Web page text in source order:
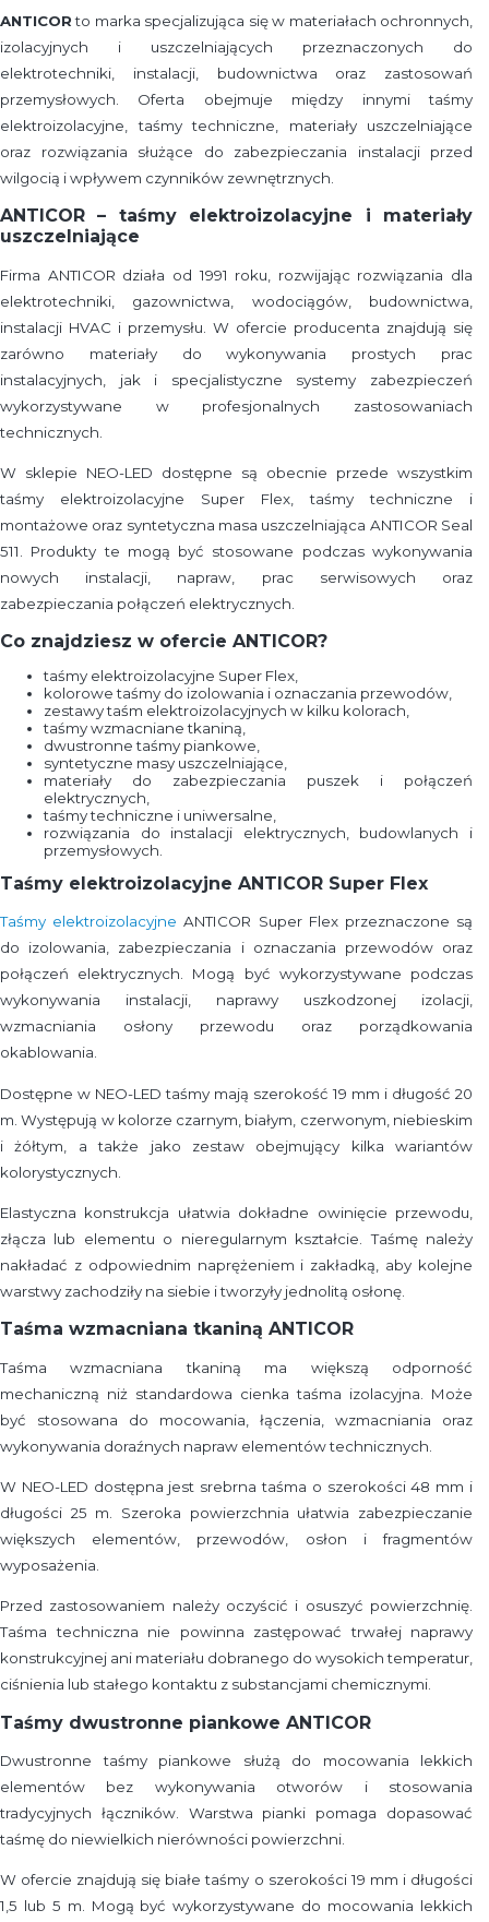
ANTICORto marka specjalizująca się w materiałach ochronnych,
izolacyjnych i uszczelniających przeznaczonych do
elektrotechniki, instalacji, budownictwa oraz zastosowań
przemysłowych. Oferta obejmuje między innymi taśmy
elektroizolacyjne, taśmy techniczne, materiały uszczelniające
oraz rozwiązania służące do zabezpieczania instalacji przed
wilgocią i wpływem czynników zewnętrznych.
ANTICOR – taśmy elektroizolacyjne i materiały
uszczelniające
Firma ANTICOR działa od 1991 roku, rozwijając rozwiązania dla
elektrotechniki, gazownictwa, wodociągów, budownictwa,
instalacji HVAC i przemysłu. W ofercie producenta znajdują się
zarówno materiały do wykonywania prostych prac
instalacyjnych, jak i specjalistyczne systemy zabezpieczeń
wykorzystywane w profesjonalnych zastosowaniach
technicznych.
W sklepie NEO-LED dostępne są obecnie przede wszystkim
taśmy elektroizolacyjne Super Flex, taśmy techniczne i
montażowe oraz syntetyczna masa uszczelniająca ANTICOR Seal
511. Produkty te mogą być stosowane podczas wykonywania
nowych instalacji, napraw, prac serwisowych oraz
zabezpieczania połączeń elektrycznych.
Co znajdziesz w ofercie ANTICOR?
taśmy elektroizolacyjne Super Flex,
kolorowe taśmy do izolowania i oznaczania przewodów,
zestawy taśm elektroizolacyjnych w kilku kolorach,
taśmy wzmacniane tkaniną,
dwustronne taśmy piankowe,
syntetyczne masy uszczelniające,
materiały do zabezpieczania puszek i połączeń
elektrycznych,
taśmy techniczne i uniwersalne,
rozwiązania do instalacji elektrycznych, budowlanych i
przemysłowych.
Taśmy elektroizolacyjne ANTICOR Super Flex
Taśmy elektroizolacyjne ANTICOR Super Flex przeznaczone są
do izolowania, zabezpieczania i oznaczania przewodów oraz
połączeń elektrycznych. Mogą być wykorzystywane podczas
wykonywania instalacji, naprawy uszkodzonej izolacji,
wzmacniania osłony przewodu oraz porządkowania
okablowania.
Dostępne w NEO-LED taśmy mają szerokość 19 mm i długość 20
m. Występują w kolorze czarnym, białym, czerwonym, niebieskim
i żółtym, a także jako zestaw obejmujący kilka wariantów
kolorystycznych.
Elastyczna konstrukcja ułatwia dokładne owinięcie przewodu,
złącza lub elementu o nieregularnym kształcie. Taśmę należy
nakładać z odpowiednim naprężeniem i zakładką, aby kolejne
warstwy zachodziły na siebie i tworzyły jednolitą osłonę.
Taśma wzmacniana tkaniną ANTICOR
Taśma wzmacniana tkaniną ma większą odporność
mechaniczną niż standardowa cienka taśma izolacyjna. Może
być stosowana do mocowania, łączenia, wzmacniania oraz
wykonywania doraźnych napraw elementów technicznych.
W NEO-LED dostępna jest srebrna taśma o szerokości 48 mm i
długości 25 m. Szeroka powierzchnia ułatwia zabezpieczanie
większych elementów, przewodów, osłon i fragmentów
wyposażenia.
Przed zastosowaniem należy oczyścić i osuszyć powierzchnię.
Taśma techniczna nie powinna zastępować trwałej naprawy
konstrukcyjnej ani materiału dobranego do wysokich temperatur,
ciśnienia lub stałego kontaktu z substancjami chemicznymi.
Taśmy dwustronne piankowe ANTICOR
Dwustronne taśmy piankowe służą do mocowania lekkich
elementów bez wykonywania otworów i stosowania
tradycyjnych łączników. Warstwa pianki pomaga dopasować
taśmę do niewielkich nierówności powierzchni.
W ofercie znajdują się białe taśmy o szerokości 19 mm i długości
1,5 lub 5 m. Mogą być wykorzystywane do mocowania lekkich